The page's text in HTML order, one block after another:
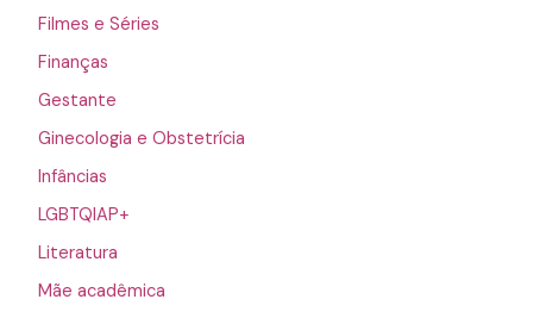
Filmes e Séries
Finanças
Gestante
Ginecologia e Obstetrícia
Infâncias
LGBTQIAP+
Literatura
Mãe acadêmica